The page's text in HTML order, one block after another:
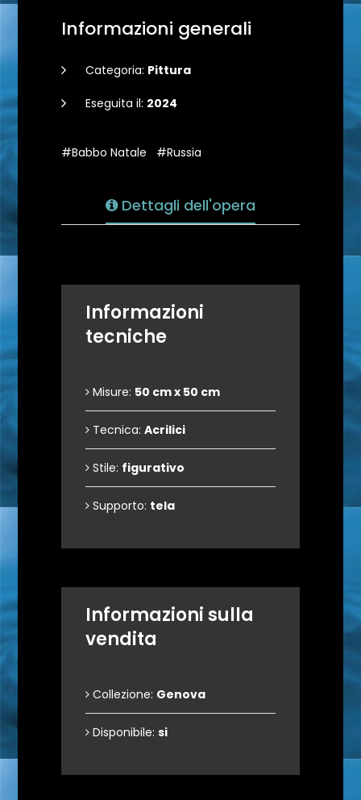
Informazioni generali
Categoria: Pittura
Eseguita il: 2024
#Babbo Natale #Russia
Dettagli dell'opera
Informazioni
tecniche
Misure: 50 cm x 50 cm
Tecnica: Acrilici
Stile: figurativo
Supporto: tela
Informazioni sulla
vendita
Collezione: Genova
Disponibile: si